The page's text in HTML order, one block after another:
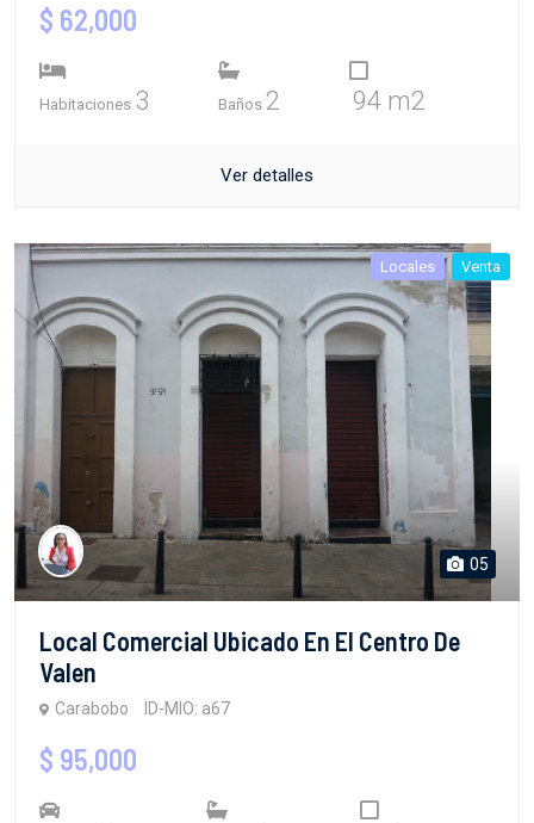
$ 62,000
Habitaciones 3 Baños 2 94 m2
Ver detalles
Locales Venta
05
Local Comercial Ubicado En El Centro De
Valen
Carabobo ID-MIO: a67
$ 95,000